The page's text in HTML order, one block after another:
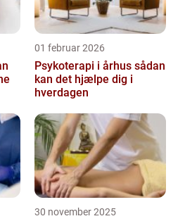
01 februar 2026
Psykoterapi i århus sådan
kan det hjælpe dig i
hverdagen
30 november 2025